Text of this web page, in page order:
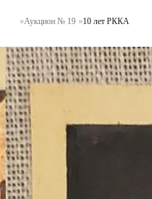
Аукцион № 19 10 лет РККА